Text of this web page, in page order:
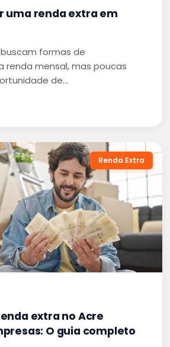
uma renda extra em
formas de
renda mensal, mas poucas
de…
Renda Extra
extra no Acre
O guia completo